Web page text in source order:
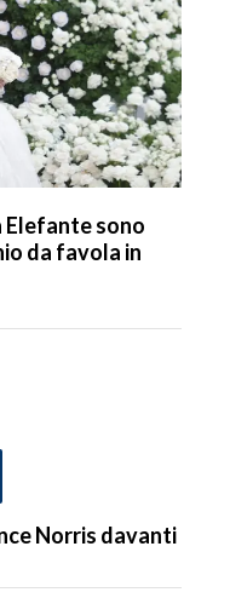
Elefante sono
da favola in
Norris davanti